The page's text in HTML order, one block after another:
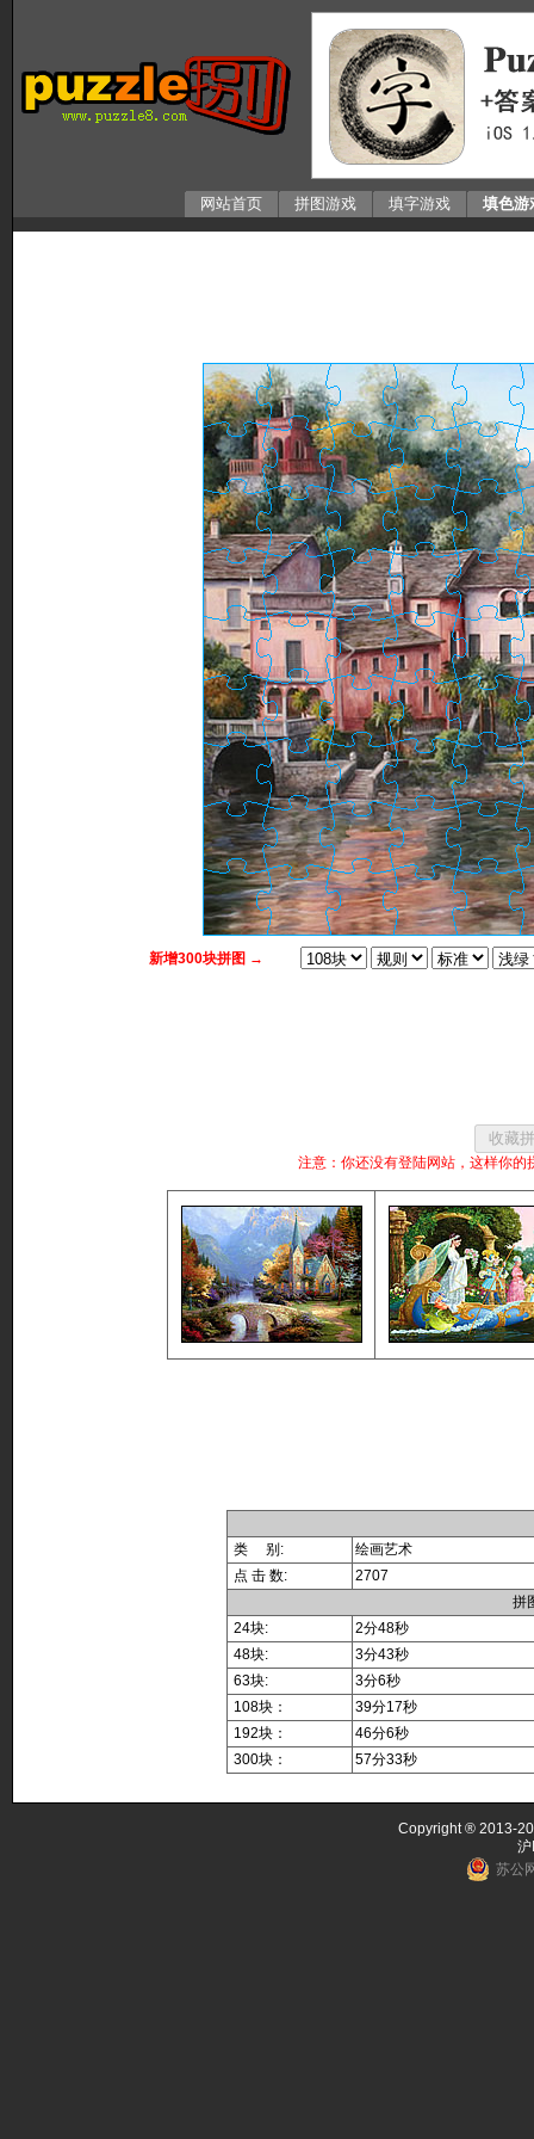
网站首页 拼图游戏 填字游戏 填色游
新增300块拼图 →
注意：你还没有登陆网站，这样你
类 别:
绘画艺术
点 击 数:
2707
拼
24块:
2分48秒
48块:
3分43秒
63块:
3分6秒
108块：
39分17秒
192块：
46分6秒
300块：
57分33秒
Copyright ® 2013-
苏公